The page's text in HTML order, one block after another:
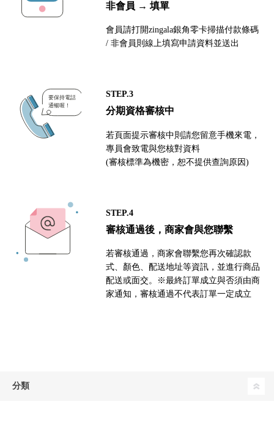
非會員 → 填單
會員請打開zingala銀角零卡掃描付款條碼
/ 非會員則線上填寫申請資料並送出
STEP.3
分期資格審核中
若頁面提示審核中則請您留意手機來電，
專員會致電與您核對資料
(審核標準為機密，恕不提供查詢原因)
STEP.4
審核通過後，商家會與您聯繫
若審核通過，商家會聯繫您再次確認款
式、顏色、配送地址等資訊，並進行商品
配送或面交。※最終訂單成立與否須由商
家通知，審核通過不代表訂單一定成立
分類